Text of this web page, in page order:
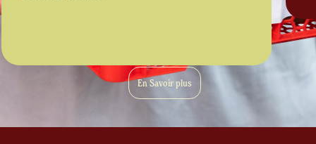
En Savoir plus